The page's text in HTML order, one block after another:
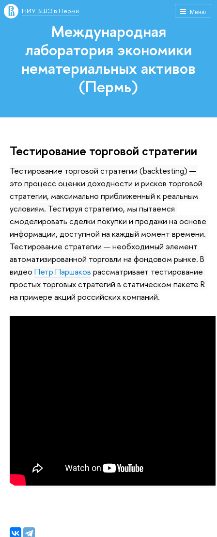
Меню
НИУ ВШЭ в Перми
Международная
лаборатория экономики
нематериальных активов
(Пермь)
Тестирование торговой стратегии
Тестирование торговой стратегии (backtesting) —
это процесс оценки доходности и рисков торговой
стратегии, максимально приближенный к реальным
условиям. Тестируя стратегию, мы пытаемся
смоделировать сделки покупки и продажи на основе
информации, доступной на каждый момент времени.
Тестирование стратегии — необходимый элемент
автоматизированной торговли на фондовом рынке. В
видео Петр Паршаков рассматривает тестирование
простых торговых стратегий в статическом пакете R
на примере акций российских компаний.